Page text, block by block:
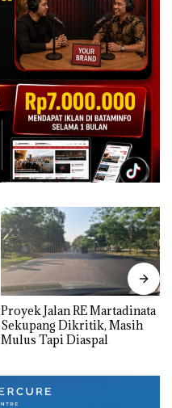
Proyek Jalan RE Martadinata
Sekupang Dikritik, Masih
Mulus Tapi Diaspal